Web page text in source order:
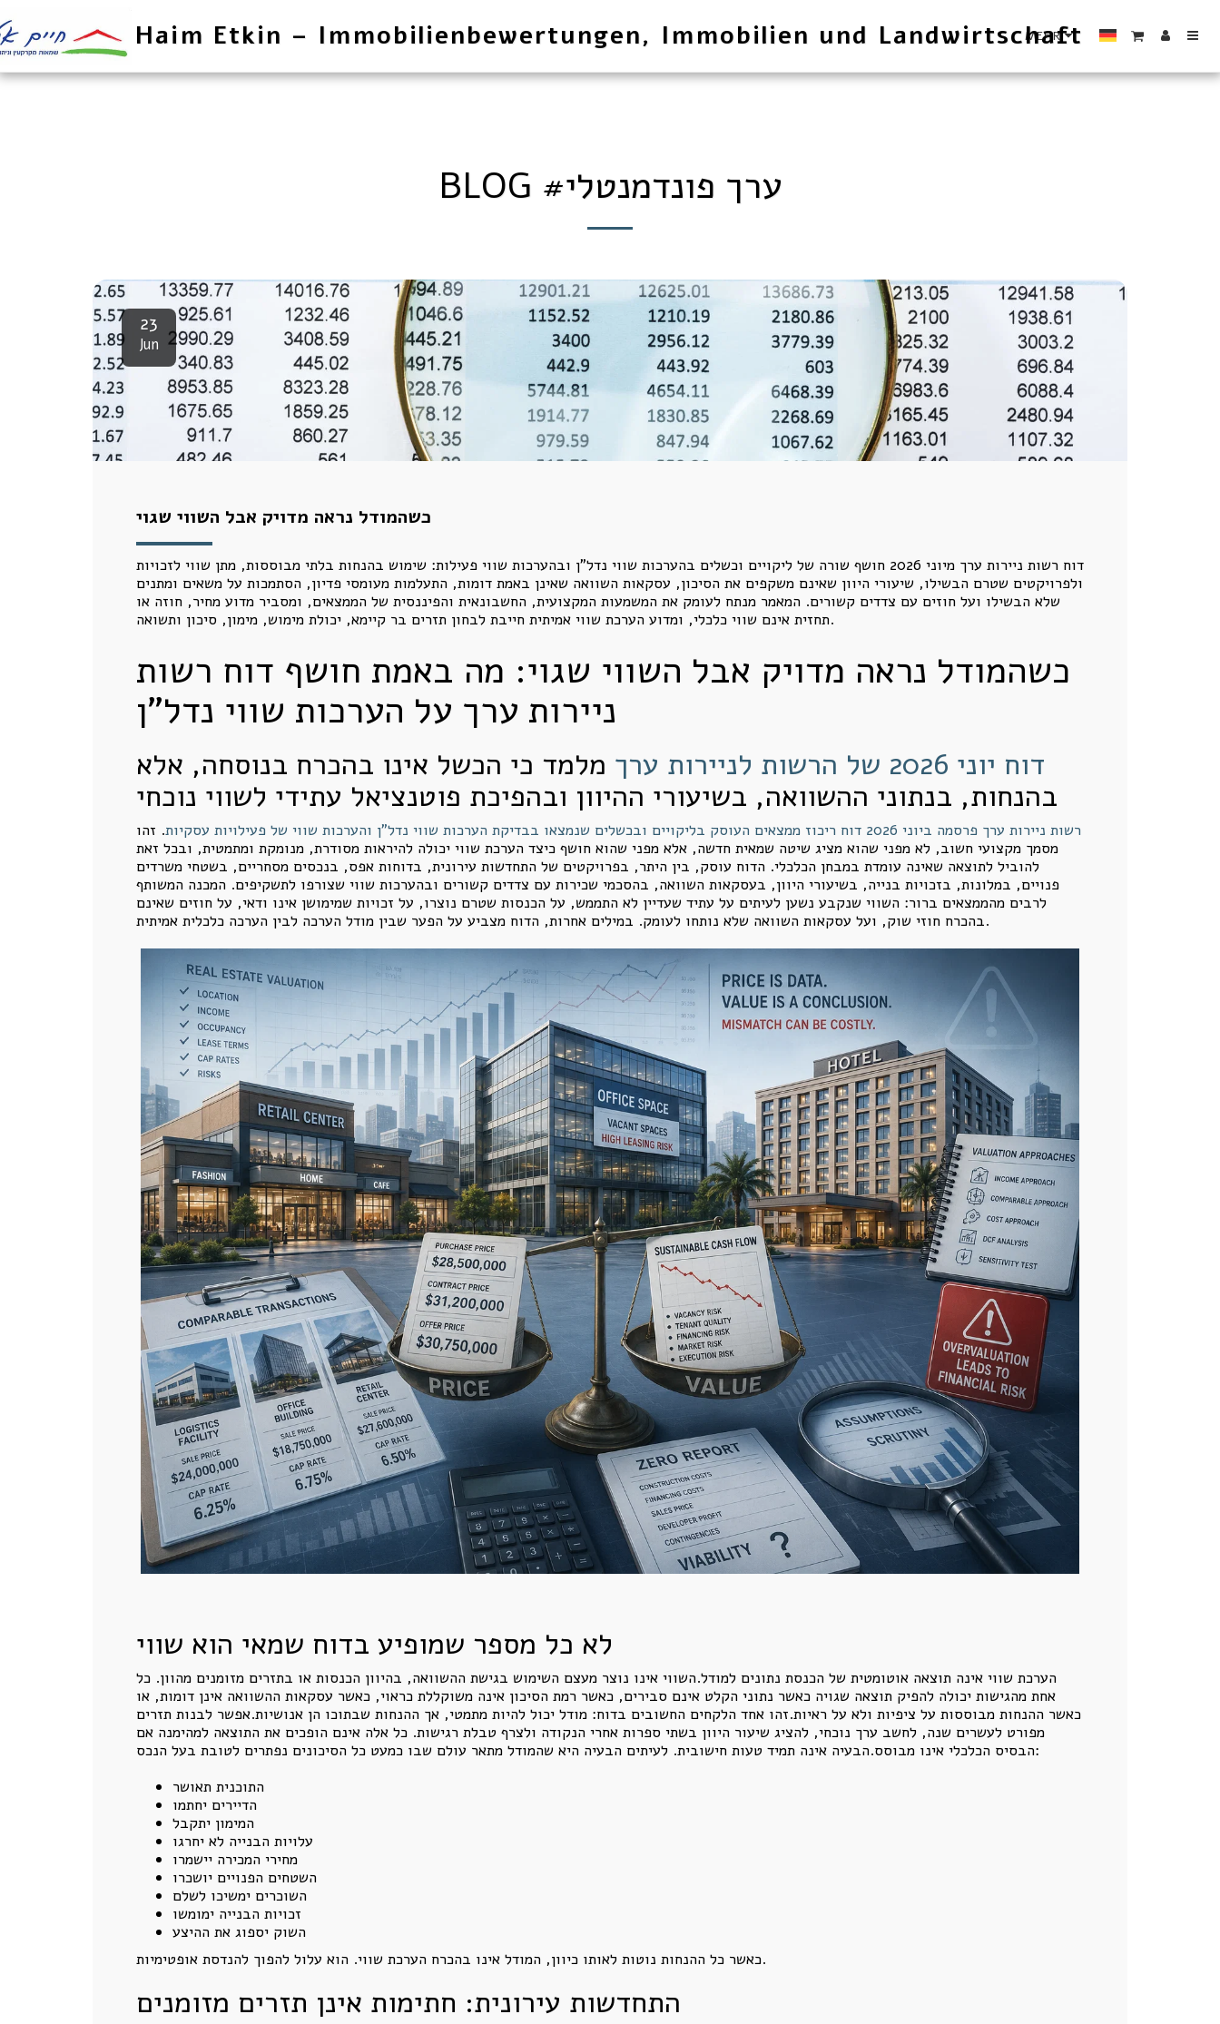
Haim Etkin – Immobilienbewertungen, Immobilien und Landwirtschaft
MEHR
BLOG #ערך פונדמנטלי
23
Jun
כשהמודל נראה מדויק אבל השווי שגוי
דוח רשות ניירות ערך מיוני 2026 חושף שורה של ליקויים וכשלים בהערכות שווי נדל"ן ובהערכות שווי פעילות: שימוש בהנחות בלתי מבוססות, מתן שווי לזכויות
ולפרויקטים שטרם הבשילו, שיעורי היוון שאינם משקפים את הסיכון, עסקאות השוואה שאינן באמת דומות, התעלמות מעומסי פדיון, הסתמכות על משאים ומתנים
שלא הבשילו ועל חוזים עם צדדים קשורים. המאמר מנתח לעומק את המשמעות המקצועית, החשבונאית והפיננסית של הממצאים, ומסביר מדוע מחיר, חוזה או
תחזית אינם שווי כלכלי, ומדוע הערכת שווי אמיתית חייבת לבחון תזרים בר קיימא, יכולת מימוש, מימון, סיכון ותשואה.
כשהמודל נראה מדויק אבל השווי שגוי: מה באמת חושף דוח רשות
ניירות ערך על הערכות שווי נדל"ן
דוח יוני 2026 של הרשות לניירות ערך מלמד כי הכשל אינו בהכרח בנוסחה, אלא
בהנחות, בנתוני ההשוואה, בשיעורי ההיוון ובהפיכת פוטנציאל עתידי לשווי נוכחי
רשות ניירות ערך פרסמה ביוני 2026 דוח ריכוז ממצאים העוסק בליקויים ובכשלים שנמצאו בבדיקת הערכות שווי נדל"ן והערכות שווי של פעילויות עסקיות
. זהו
מסמך מקצועי חשוב, לא מפני שהוא מציג שיטה שמאית חדשה, אלא מפני שהוא חושף כיצד הערכת שווי יכולה להיראות מסודרת, מנומקת ומתמטית, ובכל זאת
להוביל לתוצאה שאינה עומדת במבחן הכלכלי. הדוח עוסק, בין היתר, בפרויקטים של התחדשות עירונית, בדוחות אפס, בנכסים מסחריים, בשטחי משרדים
פנויים, במלונות, בזכויות בנייה, בשיעורי היוון, בעסקאות השוואה, בהסכמי שכירות עם צדדים קשורים ובהערכות שווי שצורפו לתשקיפים. המכנה המשותף
לרבים מהממצאים ברור: השווי שנקבע נשען לעיתים על עתיד שעדיין לא התממש, על הכנסות שטרם נוצרו, על זכויות שמימושן אינו ודאי, על חוזים שאינם
בהכרח חוזי שוק, ועל עסקאות השוואה שלא נותחו לעומק. במילים אחרות, הדוח מצביע על הפער שבין מודל הערכה לבין הערכה כלכלית אמיתית.
לא כל מספר שמופיע בדוח שמאי הוא שווי
הערכת שווי אינה תוצאה אוטומטית של הכנסת נתונים למודל.השווי אינו נוצר מעצם השימוש בגישת ההשוואה, בהיוון הכנסות או בתזרים מזומנים מהוון. כל
אחת מהגישות יכולה להפיק תוצאה שגויה כאשר נתוני הקלט אינם סבירים, כאשר רמת הסיכון אינה משוקללת כראוי, כאשר עסקאות ההשוואה אינן דומות, או
כאשר ההנחות מבוססות על ציפיות ולא על ראיות.זהו אחד הלקחים החשובים בדוח: מודל יכול להיות מתמטי, אך ההנחות שבתוכו הן אנושיות.אפשר לבנות תזרים
מפורט לעשרים שנה, לחשב ערך נוכחי, להציג שיעור היוון בשתי ספרות אחרי הנקודה ולצרף טבלת רגישות. כל אלה אינם הופכים את התוצאה למהימנה אם
הבסיס הכלכלי אינו מבוסס.הבעיה אינה תמיד טעות חישובית. לעיתים הבעיה היא שהמודל מתאר עולם שבו כמעט כל הסיכונים נפתרים לטובת בעל הנכס:
התוכנית תאושר
הדיירים יחתמו
המימון יתקבל
עלויות הבנייה לא יחרגו
מחירי המכירה יישמרו
השטחים הפנויים יושכרו
השוכרים ימשיכו לשלם
זכויות הבנייה ימומשו
השוק יספוג את ההיצע
כאשר כל ההנחות נוטות לאותו כיוון, המודל אינו בהכרח הערכת שווי. הוא עלול להפוך להנדסת אופטימיות.
התחדשות עירונית: חתימות אינן תזרים מזומנים